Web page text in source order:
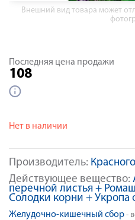
Внешний вид товара может
Производитель:
Действующее вещество:
перечной листья +
Солодки корни + Укропа
Желудочно-кишечный сбор -
Последняя цена продажи
108
Нет в наличии